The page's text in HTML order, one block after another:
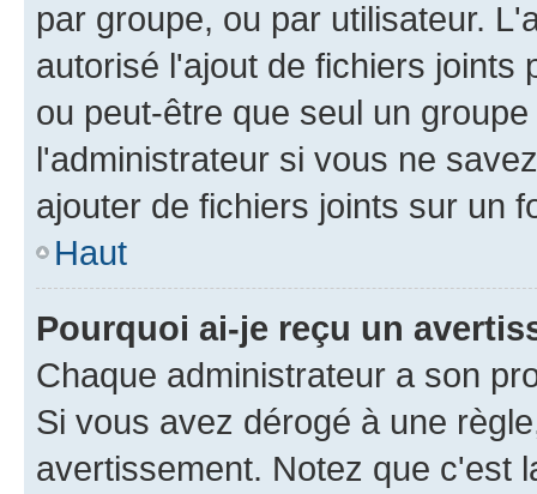
par groupe, ou par utilisateur.
autorisé l'ajout de fichiers joints
ou peut-être que seul un
l'administrateur si vous ne
ajouter de fichiers joints sur un
Haut
Pourquoi ai-je reçu un
Chaque administrateur a son
Si vous avez dérogé à une
avertissement. Notez que c'est